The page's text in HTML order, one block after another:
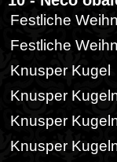
Festliche
Festliche
Knusper Kugel
Knusper
Knusper
Knusper